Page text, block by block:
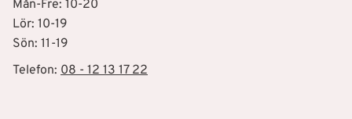
Mån-Fre: 10-20
Lör: 10-19
Sön: 11-19
Telefon: 08 - 12 13 17 22